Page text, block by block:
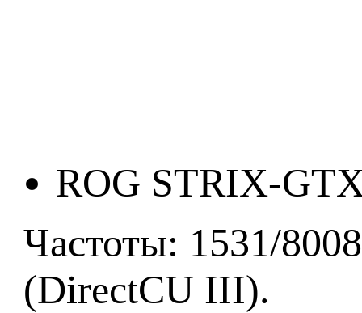
ROG STRIX-
Частоты: 1531/
(DirectCU III).